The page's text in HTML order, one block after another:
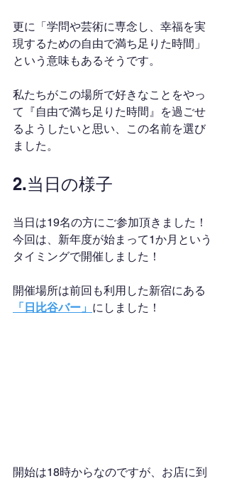
更に「学問や芸術に専念し、幸福を実
現するための自由で満ち足りた時間」
という意味もあるそうです。
私たちがこの場所で好きなことをやっ
て『自由で満ち足りた時間』を過ごせ
るようしたいと思い、この名前を選び
ました。
2.当日の様子
当日は19名の方にご参加頂きました！
今回は、新年度が始まって1か月という
タイミングで開催しました！
開催場所は前回も利用した新宿にある
「日比谷バー」 にしました！
開始は18時からなのですが、お店に到